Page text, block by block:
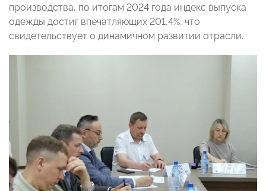
производства, по итогам 2024 года индекс выпуска
одежды достиг впечатляющих 201,4%, что
свидетельствует о динамичном развитии отрасли.